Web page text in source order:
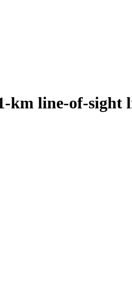
km line-of-sight